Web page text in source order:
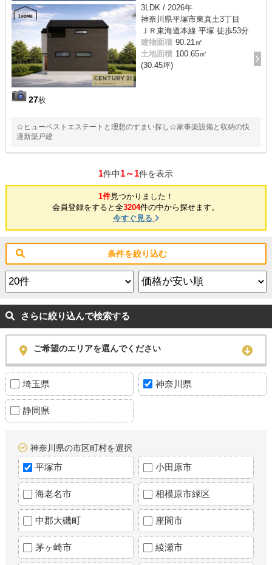
27枚
3LDK / 2026年
神奈川県平塚市東真土3丁目
ＪＲ東海道本線 平塚 徒歩53分
建物面積 90.21㎡
土地面積 100.65㎡
(30.45坪)
☆ヒューベストエステートと理想のすまい探し☆家事楽設備と収納の快
適新築戸建
1件中1～1件を表示
1件見つかりました！
会員登録をすると全3204件の中から探せます。
今すぐ見る
条件を絞り込む
さらに絞り込んで検索する
ご希望のエリアを選んでください
埼玉県 神奈川県
静岡県
神奈川県の市区町村を選択
平塚市 小田原市
海老名市 相模原市緑区
中郡大磯町 座間市
茅ヶ崎市 綾瀬市